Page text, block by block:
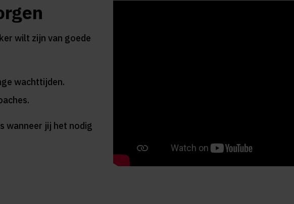
wilt zijn van goede
wachttijden.
wanneer jij het nodig